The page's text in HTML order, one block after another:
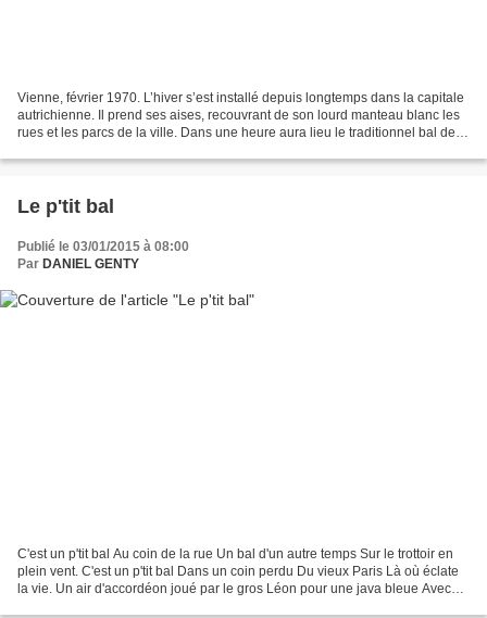
Vienne, février 1970. L’hiver s’est installé depuis longtemps dans la capitale
autrichienne. Il prend ses aises, recouvrant de son lourd manteau blanc les
rues et les parcs de la ville. Dans une heure aura lieu le traditionnel bal de
Le p'tit bal
Publié le 03/01/2015 à 08:00
Par DANIEL GENTY
C'est un p'tit bal Au coin de la rue Un bal d'un autre temps Sur le trottoir en
plein vent. C'est un p'tit bal Dans un coin perdu Du vieux Paris Là où éclate
la vie. Un air d'accordéon joué par le gros Léon pour une java bleue Avec